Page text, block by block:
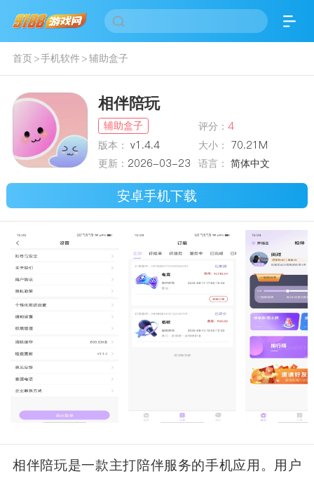
首页>手机软件>辅助盒子
相伴陪玩
辅助盒子 评分：4
版本： v1.4.4 大小： 70.21M
更新： 2026-03-23 语言： 简体中文
安卓手机下载
相伴陪玩是一款主打陪伴服务的手机应用。用户